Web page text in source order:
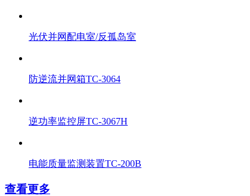
光伏并网配电室/反孤岛室
防逆流并网箱TC-3064
逆功率监控屏TC-3067H
电能质量监测装置TC-200B
查看更多